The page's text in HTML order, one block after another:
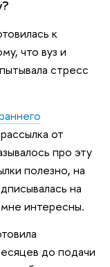
к
что вуз и
стресс
от
про эту
полезно, на
на
интересны.
до подачи